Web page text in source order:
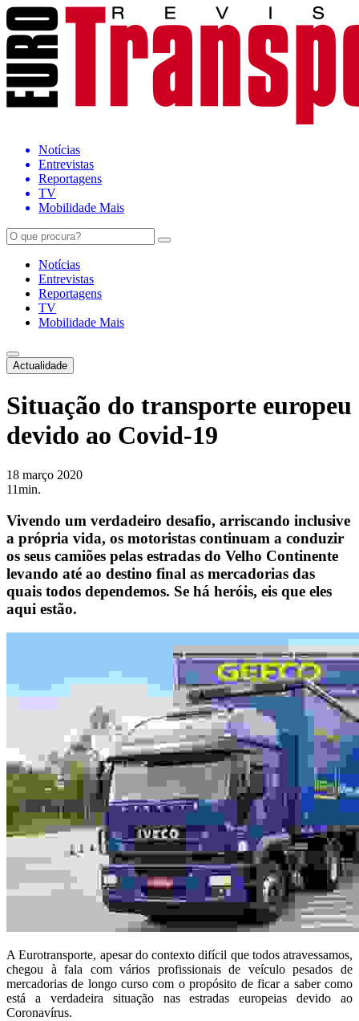
Notícias
Entrevistas
Reportagens
TV
Mobilidade Mais
Notícias
Entrevistas
Reportagens
TV
Mobilidade Mais
Actualidade
Situação do transporte europeu
devido ao Covid-19
18 março 2020
11min.
Vivendo um verdadeiro desafio, arriscando inclusive
a própria vida, os motoristas continuam a conduzir
os seus camiões pelas estradas do Velho Continente
levando até ao destino final as mercadorias das
quais todos dependemos. Se há heróis, eis que eles
aqui estão.
A Eurotransporte, apesar do contexto difícil que todos atravessamos,
chegou à fala com vários profissionais de veículo pesados de
mercadorias de longo curso com o propósito de ficar a saber como
está a verdadeira situação nas estradas europeias devido ao
Coronavírus.